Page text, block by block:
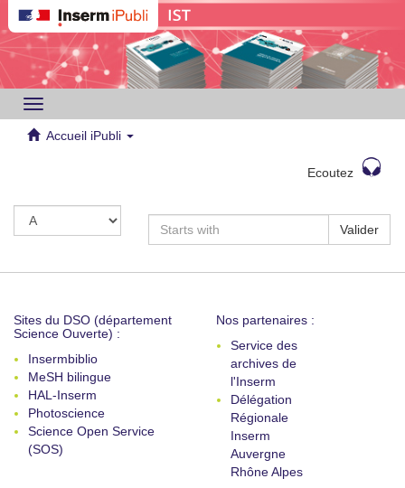
Toggle
navigation
Accueil iPubli
Ecoutez
Valider
Sites du DSO (département
Science Ouverte) :
Insermbiblio
MeSH bilingue
HAL-Inserm
Photoscience
Science Open Service
(SOS)
Nos partenaires :
Service des
archives de
l'Inserm
Délégation
Régionale
Inserm
Auvergne
Rhône Alpes